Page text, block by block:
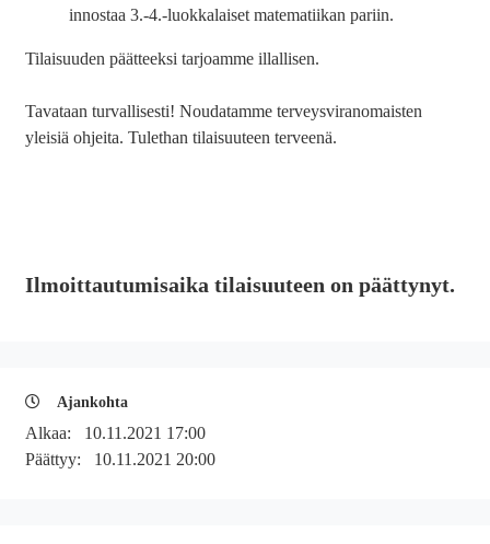
innostaa 3.-4.-luokkalaiset matematiikan pariin.
Tilaisuuden päätteeksi tarjoamme illallisen.
Tavataan turvallisesti! Noudatamme terveysviranomaisten
yleisiä ohjeita. Tulethan tilaisuuteen terveenä.
Ilmoittautumisaika tilaisuuteen on päättynyt.
Ajankohta
Alkaa: 10.11.2021 17:00
Päättyy: 10.11.2021 20:00